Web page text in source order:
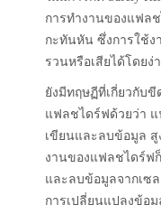
การทำงานของแฟล
กะทันหัน ซึ่งการใช้
รวนหรือเสียได้โดยง่
ยังมีทฤษฏีที่เกี่ยวกับ
แฟลชไดร์ฟด้วยว่า
เขียนและลบข้อมูล สู
งานของแฟลชไดร์ฟ
และลบข้อมูลจากเซ
การเปลี่ยนแปลงข้อ